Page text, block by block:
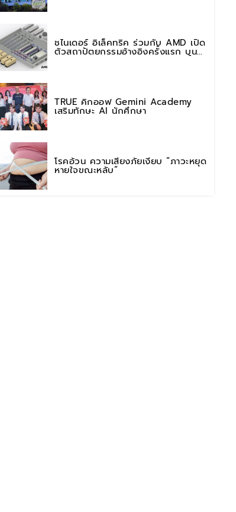
ชไนเดอร์ อิเล็คทริค ร่วมกับ AMD เปิด
ตัวสถาปัตยกรรมอ้างอิงครั้งแรก บน
แพลตฟอร์ม “Helios” เร่งการติดตั้งใช้
TRUE คิกออฟ Gemini Academy
เสริมทักษะ AI นักศึกษา
โรคอ้วน ความเสี่ยงภัยเงียบ “ภาวะหยุด
หายใจขณะหลับ”